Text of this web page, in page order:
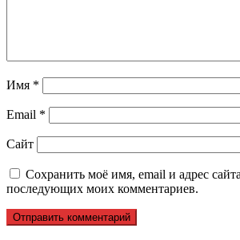
Имя *
Email *
Сайт
Сохранить моё имя, email и адрес
последующих моих комментариев.